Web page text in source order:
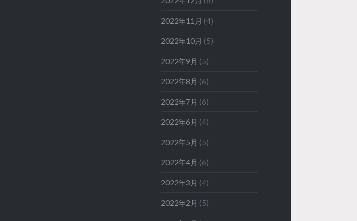
2022年11月 (4)
2022年10月 (5)
2022年9月 (5)
2022年8月 (6)
2022年7月 (6)
2022年6月 (4)
2022年5月 (5)
2022年4月 (6)
2022年3月 (4)
2022年2月 (5)